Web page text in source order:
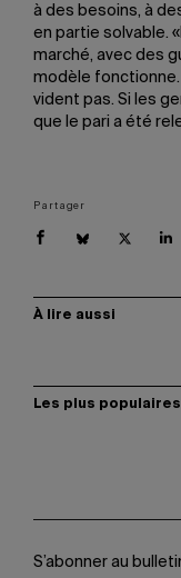
à des besoins, à
en partie solvable.
marché, avec des
modèle fonctionne.
vident pas. Si les
que le pari a été
Partager
À lire aussi
Les plus populaires
S’abonner au